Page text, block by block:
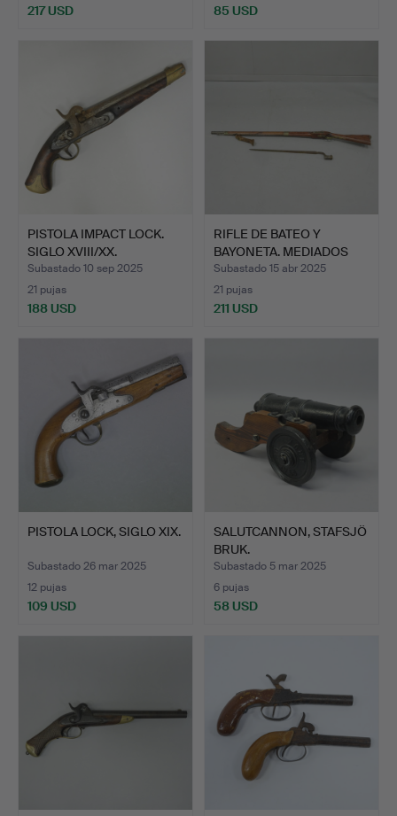
217 USD 85 USD
PISTOLA IMPACT LOCK.
SIGLO XVIII/XX.
Subastado 10 sep 2025
21 pujas
188 USD
RIFLE DE BATEO Y
BAYONETA. MEDIADOS
DEL SI…
Subastado 15 abr 2025
21 pujas
211 USD
PISTOLA LOCK, SIGLO XIX.
Subastado 26 mar 2025
12 pujas
109 USD
SALUTCANNON, STAFSJÖ
BRUK.
Subastado 5 mar 2025
6 pujas
58 USD